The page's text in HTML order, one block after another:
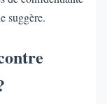
suggère.